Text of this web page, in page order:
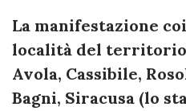
La manifestazione
località del territorio
Avola, Cassibile,
Bagni, Siracusa (lo